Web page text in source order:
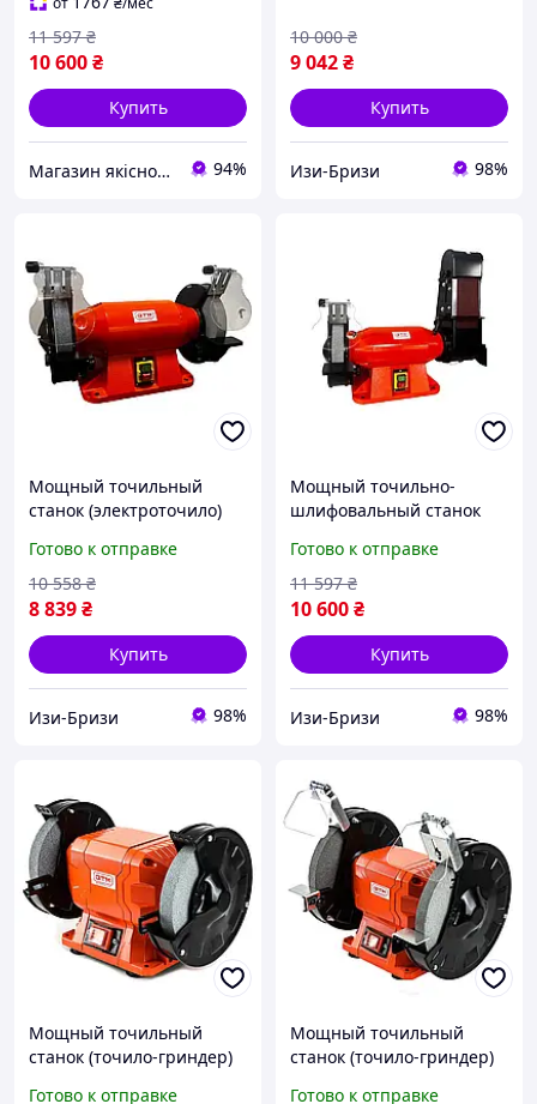
10 600₴
11 597 ₴
Купить
Магазин якісного інструменту Tools Shop 24/7 94%
9 042₴
10 000 ₴
Купить
Изи-Бризи 98%
Мощный точильный
станок (электроточило)
круг 200 мм, 2950 об/мин,
вес 28 кг IZI
Готово к отправке
8 839₴
10 558 ₴
Купить
Изи-Бризи 98%
Мощный точильно-
шлифовальный станок
MDB100/200HD : 900 Вт,
200 мм диск IZI
Готово к отправке
10 600₴
11 597 ₴
Купить
Изи-Бризи 98%
Мощный точильный
станок (точило-гриндер)
Готово к отправке
Мощный точильный
станок (точило-гриндер)
Готово к отправке